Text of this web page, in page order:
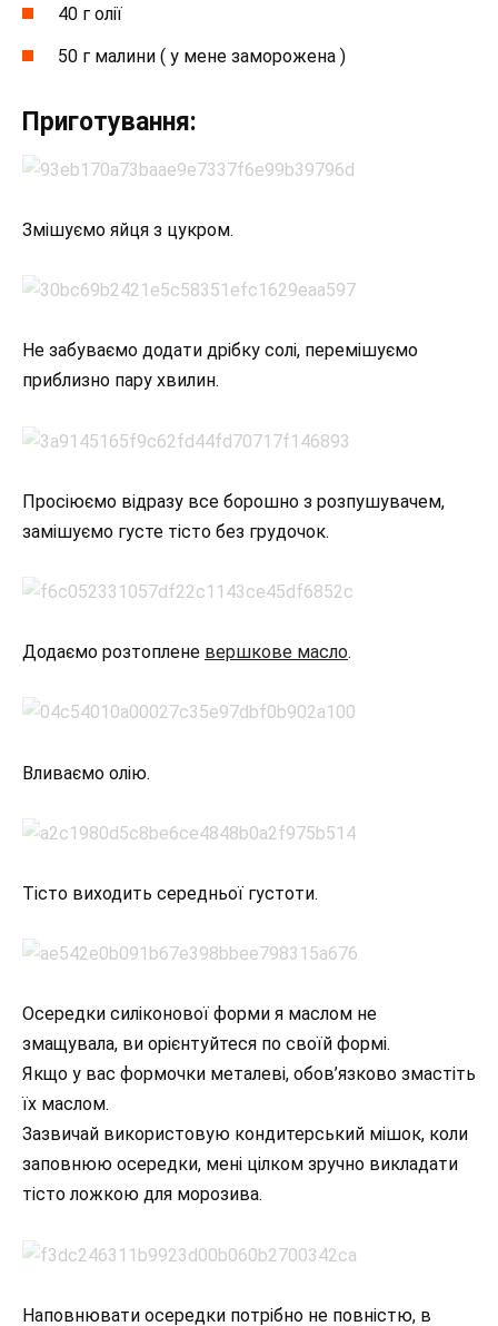
40 г олії
50 г малини ( у мене заморожена )
Приготування:
Змішуємо яйця з цукром.
Не забуваємо додати дрібку солі, перемішуємо
приблизно пару хвилин.
Просіюємо відразу все борошно з розпушувачем,
замішуємо густе тісто без грудочок.
Додаємо розтоплене вершкове масло.
Вливаємо олію.
Тісто виходить середньої густоти.
Осередки силіконової форми я маслом не
змащувала, ви орієнтуйтеся по своїй формі.
Якщо у вас формочки металеві, обов’язково змастіть
їх маслом.
Зазвичай використовую кондитерський мішок, коли
заповнюю осередки, мені цілком зручно викладати
тісто ложкою для морозива.
Наповнювати осередки потрібно не повністю, в